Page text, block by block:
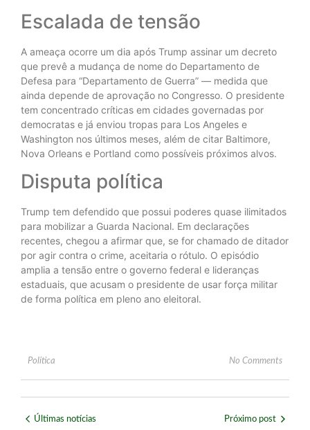
Escalada de tensão
A ameaça ocorre um dia após Trump assinar um decreto
que prevê a mudança de nome do Departamento de
Defesa para “Departamento de Guerra” — medida que
ainda depende de aprovação no Congresso. O presidente
tem concentrado críticas em cidades governadas por
democratas e já enviou tropas para Los Angeles e
Washington nos últimos meses, além de citar Baltimore,
Nova Orleans e Portland como possíveis próximos alvos.
Disputa política
Trump tem defendido que possui poderes quase ilimitados
para mobilizar a Guarda Nacional. Em declarações
recentes, chegou a afirmar que, se for chamado de ditador
por agir contra o crime, aceitaria o rótulo. O episódio
amplia a tensão entre o governo federal e lideranças
estaduais, que acusam o presidente de usar força militar
de forma política em pleno ano eleitoral.
Política No Comments
Últimas notícias Próximo post